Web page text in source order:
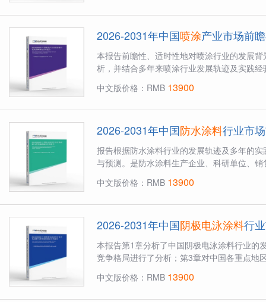
2026-2031年中国喷涂产业市场前
本报告前瞻性、适时性地对喷涂行业的发展
析，并结合多年来喷涂行业发展轨迹及实践
中文版价格：RMB 13900
2026-2031年中国防水涂料行业市
报告根据防水涂料行业的发展轨迹及多年的
与预测。是防水涂料生产企业、科研单位、
中文版价格：RMB 13900
2026-2031年中国阴极电泳涂料行
本报告第1章分析了中国阴极电泳涂料行业的
竞争格局进行了分析；第3章对中国各重点地
中文版价格：RMB 13900